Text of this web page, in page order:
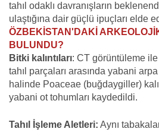
tahıl odaklı davranışların
ulaştığına dair güçlü ipuçları elde
ÖZBEKİSTAN'DAKİ
BULUNDU?
Bitki kalıntıları: CT görüntüleme
tahıl parçaları arasında yabani arpa
halinde Poaceae (buğdaygiller)
yabani ot tohumları kaydedildi.
Tahıl İşleme Aletleri: Aynı